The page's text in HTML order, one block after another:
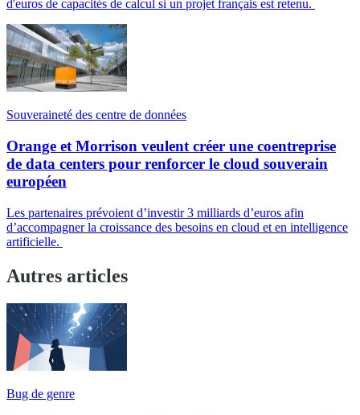
d'euros de capacités de calcul si un projet français est retenu.
Souveraineté des centre de données
Orange et Morrison veulent créer une coentreprise
de data centers pour renforcer le cloud souverain
européen
Les partenaires prévoient d’investir 3 milliards d’euros afin
d’accompagner la croissance des besoins en cloud et en intelligence
artificielle.
Autres articles
Bug de genre